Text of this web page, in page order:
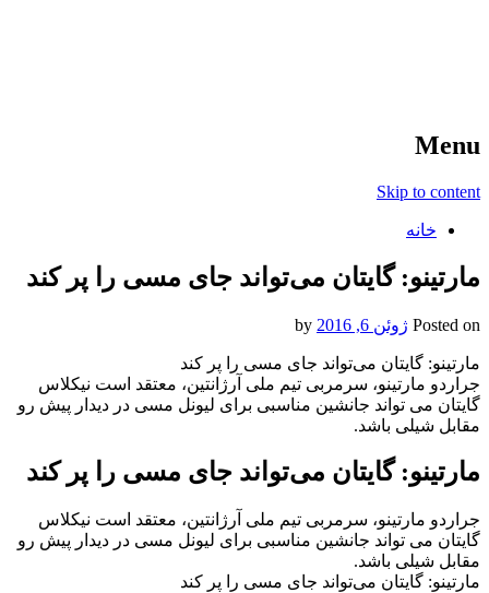
Menu
Skip to content
خانه
مارتینو: گایتان می‌تواند جای مسی را پر کند
Posted on ژوئن 6, 2016
مارتینو: گایتان می‌تواند جای مسی را پر کند
جراردو مارتینو، سرمربی تیم ملی آرژانتین، معتقد است نیکلاس
گایتان می تواند جانشین مناسبی برای لیونل مسی در دیدار پیش رو
مقابل شیلی باشد.
مارتینو: گایتان می‌تواند جای مسی را پر کند
جراردو مارتینو، سرمربی تیم ملی آرژانتین، معتقد است نیکلاس
گایتان می تواند جانشین مناسبی برای لیونل مسی در دیدار پیش رو
مقابل شیلی باشد.
مارتینو: گایتان می‌تواند جای مسی را پر کند